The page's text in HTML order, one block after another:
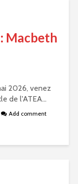
Macbeth
2026, venez
de l'ATEA...
Add comment